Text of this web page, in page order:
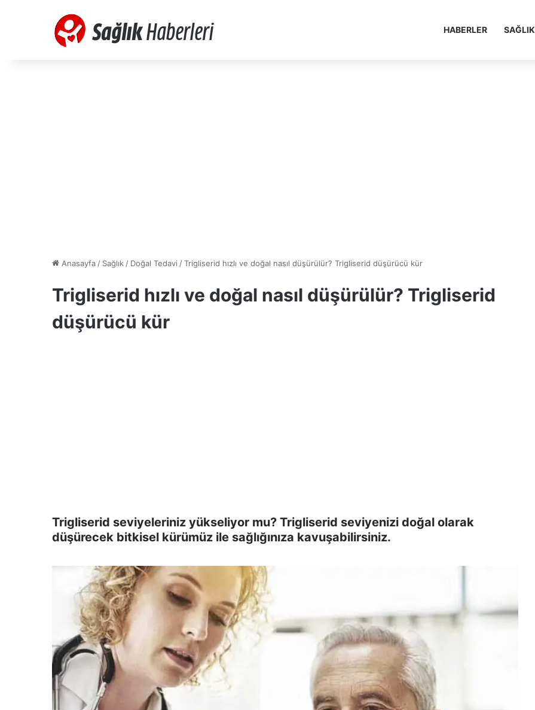
HABERLER SAĞLIK
Anasayfa / Sağlık / Doğal Tedavi /Trigliserid hızlı ve doğal nasıl düşürülür? Trigliserid düşürücü kür
Trigliserid hızlı ve doğal nasıl düşürülür? Trigliserid
düşürücü kür
Trigliserid seviyeleriniz yükseliyor mu? Trigliserid seviyenizi doğal olarak
düşürecek bitkisel kürümüz ile sağlığınıza kavuşabilirsiniz.